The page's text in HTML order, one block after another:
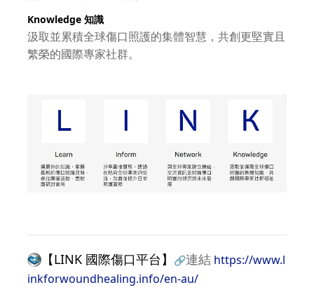
Knowledge 知識
汲取並累積全球傷口照護的集體智慧，共創更堅實且
繁榮的國際專家社群。
【LINK 國際傷口平台】 🔗連結 https://www.l
inkforwoundhealing.info/en-au/